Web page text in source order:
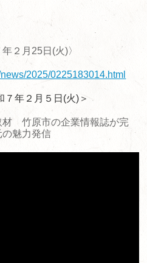
２月25日(火)〉
2025/0225183014.html
年２月５日(火)＞
材 竹原市の企業情報誌が完
魅力発信